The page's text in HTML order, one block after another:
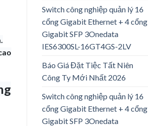
Switch công nghiệp quản lý 16
cổng Gigabit Ethernet + 4 cổng
Gigabit SFP 3Onedata
IES6300SL-16GT4GS-2LV
Báo Giá Đặt Tiệc Tất Niên
Công Ty Mới Nhất 2026
Switch công nghiệp quản lý 16
cổng Gigabit Ethernet + 4 cổng
Gigabit SFP 3Onedata